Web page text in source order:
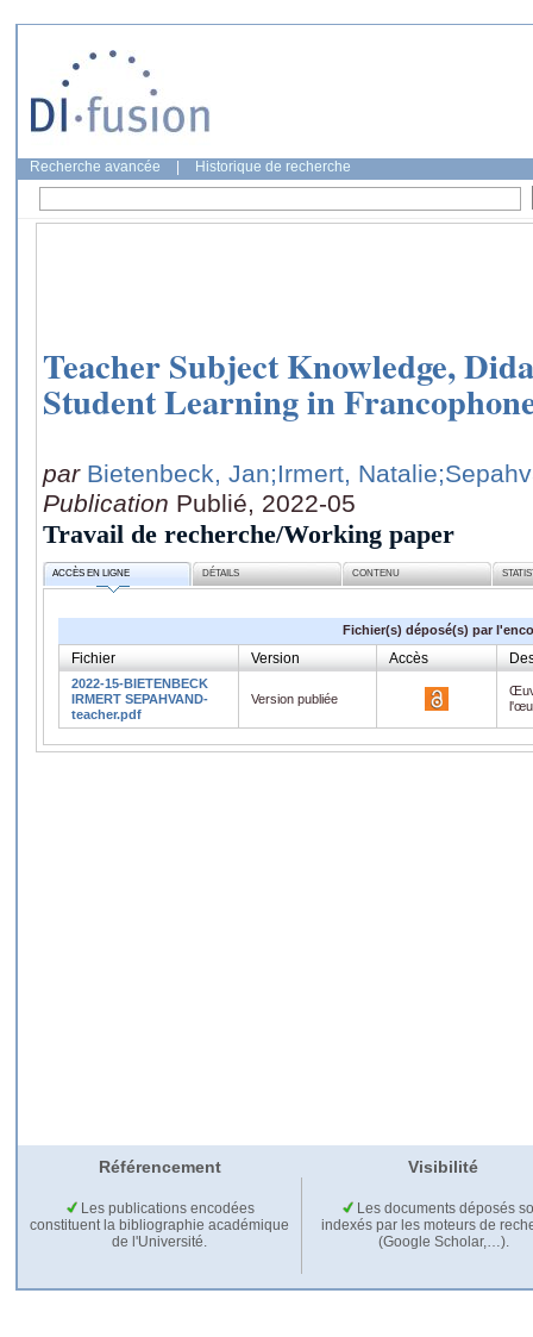
Recherche avancée Historique de recherche
Teacher Subject Knowledge,
Student Learning in
par Bietenbeck, Jan;Irmert, Natalie
Publication Publié, 2022-05
Travail de recherche/Working paper
ACCÈS EN LIGNE DÉTAILS CONTENU
Fichier(s) déposé(s) par
Fichier Version Accès
2022-15-BIETENBECK
IRMERT SEPAHVAND-
teacher.pdf
Version publiée
Référencement Visibilité
Les publications encodées
constituent la bibliographie académique
de l'Université.
Les documents déposés
indexés par les moteurs de
(Google Scholar,…).